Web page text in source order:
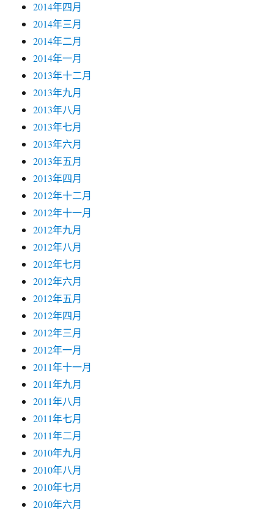
2014年四月
2014年三月
2014年二月
2014年一月
2013年十二月
2013年九月
2013年八月
2013年七月
2013年六月
2013年五月
2013年四月
2012年十二月
2012年十一月
2012年九月
2012年八月
2012年七月
2012年六月
2012年五月
2012年四月
2012年三月
2012年一月
2011年十一月
2011年九月
2011年八月
2011年七月
2011年二月
2010年九月
2010年八月
2010年七月
2010年六月